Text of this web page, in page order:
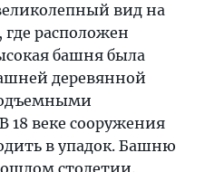
вид на
расположен
башня была
деревянной
18 веке сооружения
в упадок. Башню